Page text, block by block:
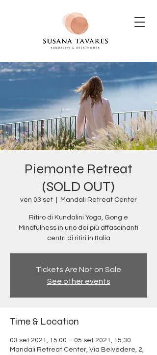
Piemonte Retreat
(SOLD OUT)
ven 03 set Mandali Retreat Center
Ritiro di Kundalini Yoga, Gong e
Mindfulness in uno dei più affascinanti
centri di ritiri in Italia
Tickets Are Not on Sale
See other events
Time & Location
03 set 2021, 15:00 – 05 set 2021, 15:30
Mandali Retreat Center, Via Belvedere, 2,